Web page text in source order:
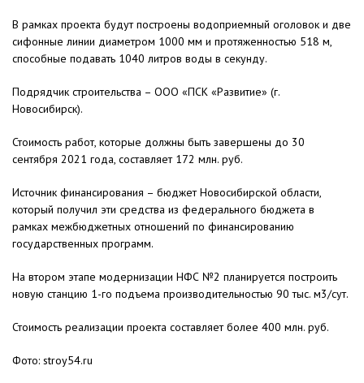
В рамках проекта будут построены водоприемный оголовок и две
сифонные линии диаметром 1000 мм и протяженностью 518 м,
способные подавать 1040 литров воды в секунду.
Подрядчик строительства – ООО «ПСК «Развитие» (г.
Новосибирск).
Стоимость работ, которые должны быть завершены до 30
сентября 2021 года, составляет 172 млн. руб.
Источник финансирования – бюджет Новосибирской области,
который получил эти средства из федерального бюджета в
рамках межбюджетных отношений по финансированию
государственных программ.
На втором этапе модернизации НФС №2 планируется построить
новую станцию 1-го подъема производительностью 90 тыс. м3/сут.
Стоимость реализации проекта составляет более 400 млн. руб.
Фото: stroy54.ru